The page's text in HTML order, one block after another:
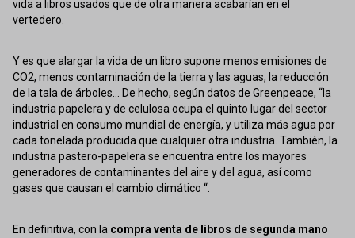
vida a libros usados que de otra manera acabarían en el
vertedero.
Y es que alargar la vida de un libro supone menos emisiones de
CO2, menos contaminación de la tierra y las aguas, la reducción
de la tala de árboles... De hecho, según datos de Greenpeace, “la
industria papelera y de celulosa ocupa el quinto lugar del sector
industrial en consumo mundial de energía, y utiliza más agua por
cada tonelada producida que cualquier otra industria. También, la
industria pastero-papelera se encuentra entre los mayores
generadores de contaminantes del aire y del agua, así como
gases que causan el cambio climático “.
En definitiva, con la compra venta de libros de segunda mano